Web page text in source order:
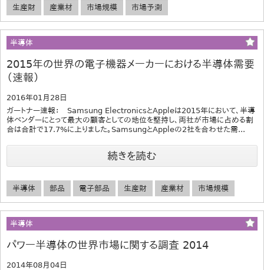
生産財 産業材 市場規模 市場予測
半導体
2015年の世界の電子機器メーカーにおける半導体需要
（速報）
2016年01月28日
ガートナー速報： Samsung ElectronicsとAppleは2015年において、半導
体ベンダーにとって最大の顧客としての地位を堅持し、両社が市場に占める割
合は合計で17.7%に上りました。SamsungとAppleの2社を合わせた需...
続きを読む
半導体 部品 電子部品 生産財 産業材 市場規模
半導体
パワー半導体の世界市場に関する調査 2014
2014年08月04日